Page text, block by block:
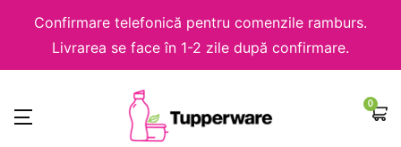
Confirmare telefonică pentru comenzile ramburs.
Livrarea se face în 1-2 zile după confirmare.
0